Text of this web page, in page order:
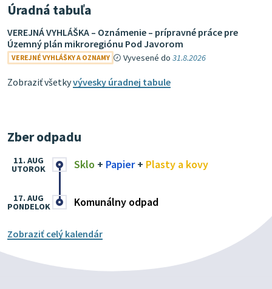
Úradná tabuľa
VEREJNÁ VYHLÁŠKA – Oznámenie – prípravné práce pre
Územný plán mikroregiónu Pod Javorom
VEREJNÉ VYHLÁŠKY A OZNAMY Vyvesené do31.8.2026
Zobraziť všetkyvývesky úradnej tabule
Zber odpadu
Sklo + Papier+ Plasty a kovy
11. AUG
UTOROK
Komunálny odpad
17. AUG
PONDELOK
Zobraziť celý kalendár